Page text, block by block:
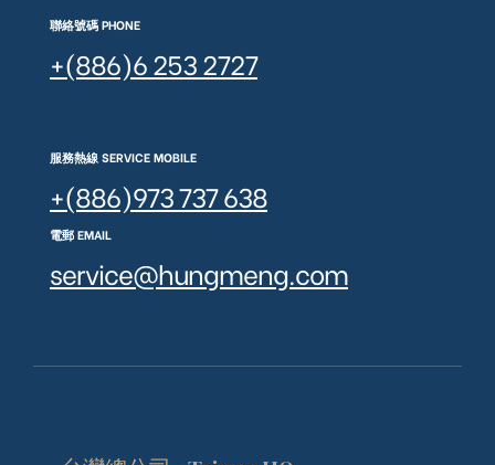
聯絡號碼 PHONE
+(886)6 253 2727
服務熱線 SERVICE MOBILE
+(886)973 737 638
電郵 EMAIL
service@hungmeng.com